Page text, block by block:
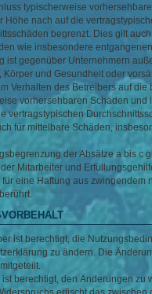
typischerweise
Höhe nach auf die
begrenzt. Dies gilt
wie insbesondere entgangenen
ist gegenüber Unternehmern
Körper und Gesundheit oder
Verhalten des Betreibers auf die
vorhersehbaren Schäden und
vertragstypischen
für mittelbare Schäden,
der Absätze a bis c
Mitarbeiter und
eine Haftung aus zwingendem
ist berechtigt, die
zu ändern. Die
ist berechtigt, den Änderungen zu